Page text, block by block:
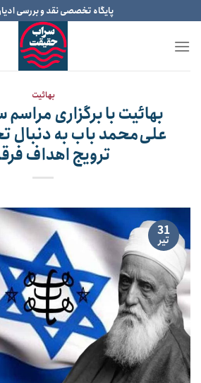
to
content
پایگاه تخصصی نقد و بررسی
بهائیت
بهائیت با برگزاری مراسم
علی‌محمد باب به دنبال
ترویج اهداف
31
تیر